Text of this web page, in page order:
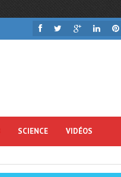
SCIENCE VIDÉOS